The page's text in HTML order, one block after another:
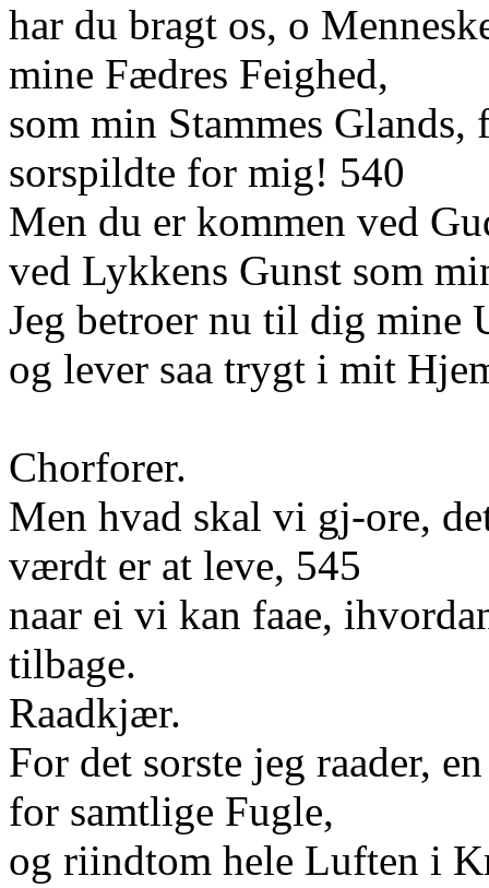
har du bragt os, o
mine Fædres Feighed,
som min Stammes
sorspildte for mig! 540
Men du er kommen ved
ved Lykkens Gunst som
Jeg betroer nu til dig mine
og lever saa trygt i mit
Chorforer.
Men hvad skal vi gj-ore,
værdt er at leve, 545
naar ei vi kan faae,
tilbage.
Raadkjær.
For det sorste jeg raader,
for samtlige Fugle,
og riindtom hele Luften i